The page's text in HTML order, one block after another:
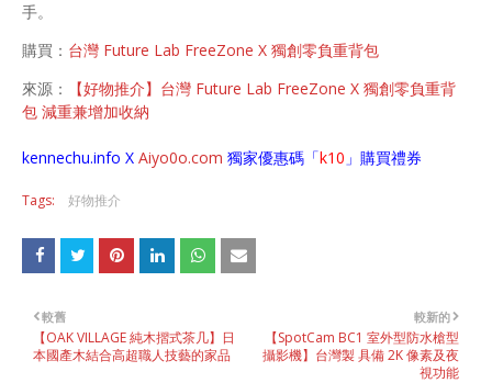
手。
購買： 台灣 Future Lab FreeZone X 獨創零負重背包
來源：
【好物推介】台灣 Future Lab FreeZone X 獨創零負重背
包 減重兼增加收納
kennechu.info X Aiyo0o.com 獨家優惠碼「k10 」購買禮券
Tags: 好物推介
較新的
【SpotCam BC1 室外型防水槍型
攝影機】台灣製 具備 2K 像素及夜
視功能
較舊
【OAK VILLAGE 純木摺式茶几】日
本國產木結合高超職人技藝的家品